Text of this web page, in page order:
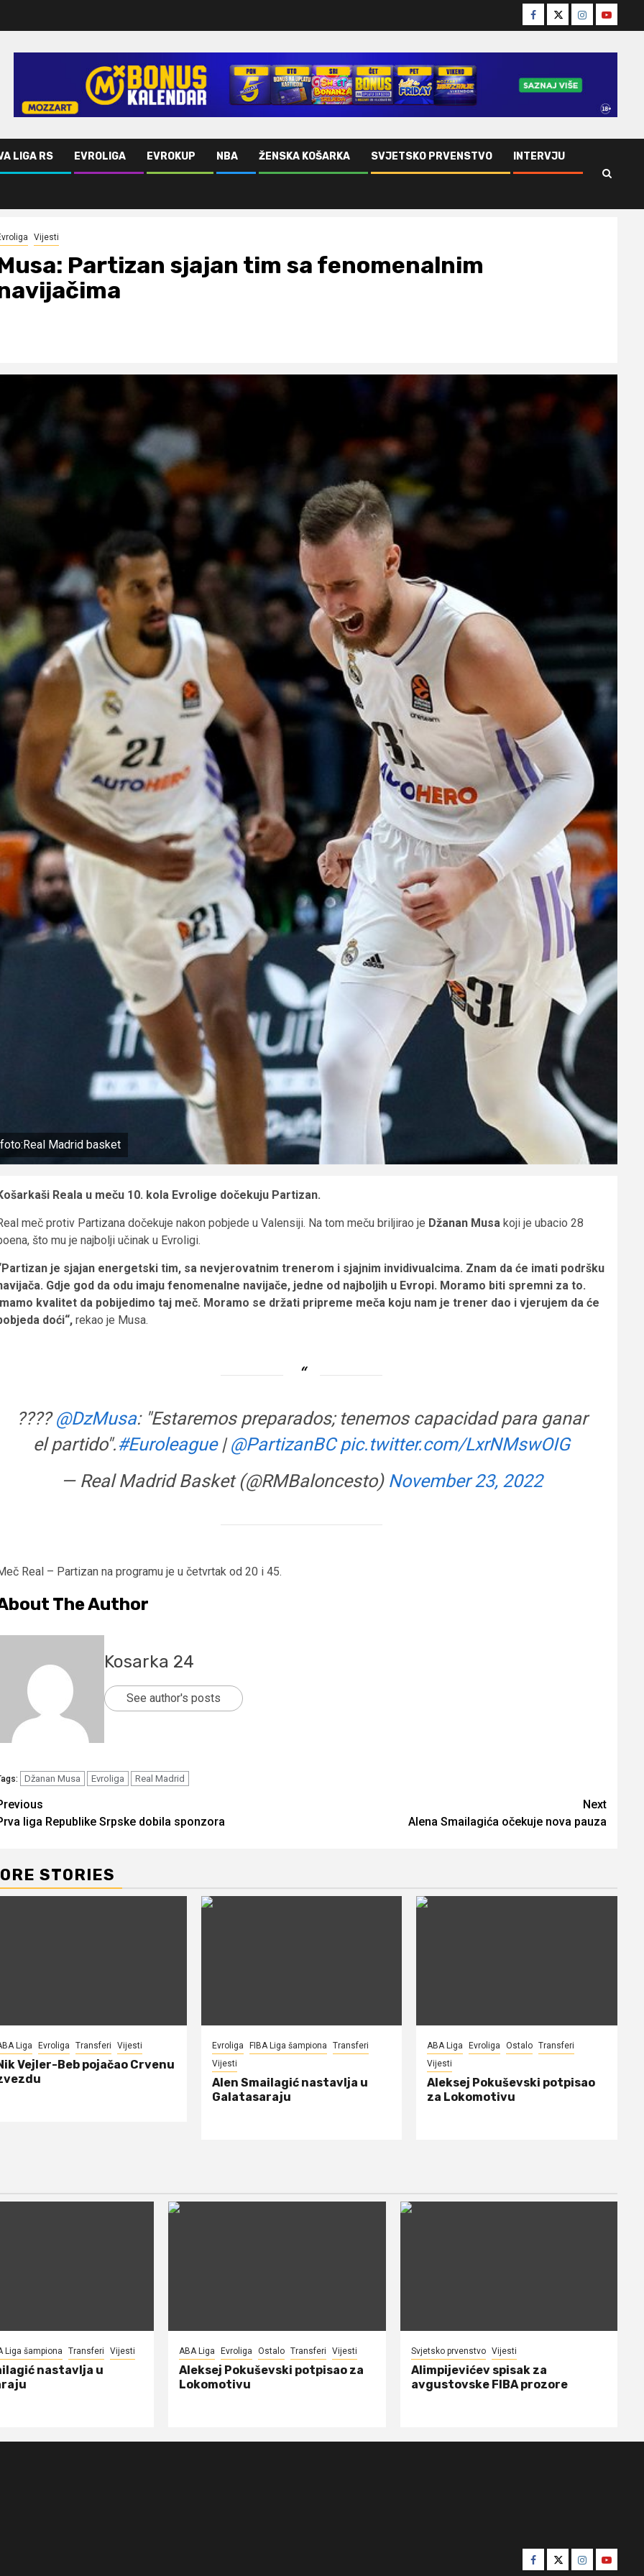
Facebook
TwitterInstagram
Youtube
LIGA RS EVROLIGA EVROKUP NBA ŽENSKA KOŠARKA SVJETSKO PRVENSTVO INTERVJU
Vijesti
Partizan sjajan tim sa fenomenalnim
foto:Real Madrid basket
Reala u meču 10. kola Evrolige dočekuju Partizan.
meč protiv Partizana dočekuje nakon pobjede u Valensiji. Na tom meču briljirao je Džanan Musa koji je ubacio 28
što mu je najbolji učinak u Evroligi.
je sjajan energetski tim, sa nevjerovatnim trenerom i sjajnim invidivualcima. Znam da će imati podršku
Gdje god da odu imaju fenomenalne navijače, jedne od najboljih u Evropi. Moramo biti spremni za to.
kvalitet da pobijedimo taj meč. Moramo se držati pripreme meča koju nam je trener dao i vjerujem da će
doći“, rekao je Musa.
????@DzMusa: "Estaremos preparados; tenemos capacidad para ganar
el partido".#Euroleague|@PartizanBC pic.twitter.com/LxrNMswOIG
— Real Madrid Basket (@RMBaloncesto) November 23, 2022
Real – Partizan na programu je u četvrtak od 20 i 45.
The Author
Kosarka 24
See author's posts
Džanan Musa Evroliga Real Madrid
liga Republike Srpske dobila sponzora
Next
Alena Smailagića očekuje nova pauza
STORIES
Liga Evroliga Transferi Vijesti
Vejler-Beb pojačao Crvenu
Evroliga FIBA Liga šampiona
Transferi
Vijesti
Alen Smailagić nastavlja u
Galatasaraju
ABA Liga Evroliga Ostalo Transferi
Vijesti
Aleksej Pokuševski potpisao
za Lokomotivu
Liga šampiona Transferi Vijesti
nastavlja u
ABA Liga Evroliga Ostalo Transferi Vijesti
Aleksej Pokuševski potpisao za
Lokomotivu
Svjetsko prvenstvo Vijesti
Alimpijevićev spisak za
avgustovske FIBA prozore
Facebook
TwitterInstagram
Youtube